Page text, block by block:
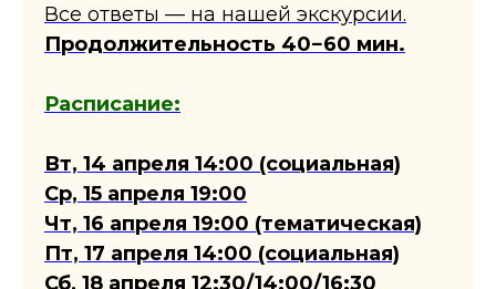
Все ответы — на нашей экскурсии.
Продолжительность 40−60 мин.
Расписание:
Вт, 14 апреля 14:00 (социальная)
Ср, 15 апреля 19:00
Чт, 16 апреля 19:00 (тематическая)
Пт, 17 апреля 14:00 (социальная)
Сб, 18 апреля 12:30/14:00/16:30